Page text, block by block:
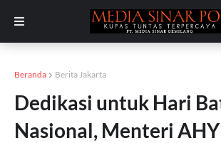
Beranda Berita Jakarta
Dedikasi untuk Hari
Nasional, Menteri AHY